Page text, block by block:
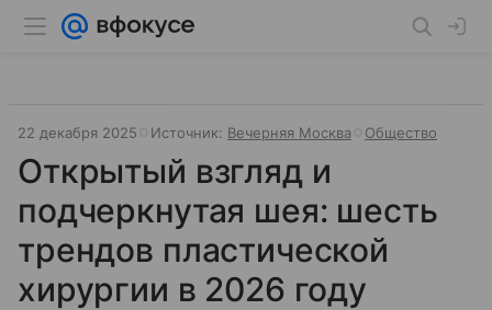
22 декабря 2025 Источник: Вечерняя Москва Общество
Открытый взгляд и
подчеркнутая шея: шесть
трендов пластической
хирургии в 2026 году